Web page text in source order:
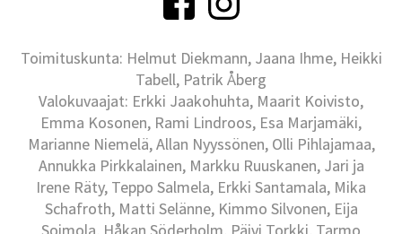
Toimituskunta: Helmut Diekmann, Jaana Ihme, Heikki
Tabell, Patrik Åberg
Valokuvaajat: Erkki Jaakohuhta, Maarit Koivisto,
Emma Kosonen, Rami Lindroos, Esa Marjamäki,
Marianne Niemelä, Allan Nyyssönen, Olli Pihlajamaa,
Annukka Pirkkalainen, Markku Ruuskanen, Jari ja
Irene Räty, Teppo Salmela, Erkki Santamala, Mika
Schafroth, Matti Selänne, Kimmo Silvonen, Eija